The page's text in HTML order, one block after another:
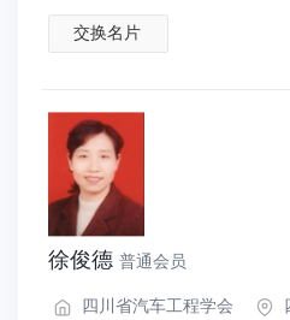
交换名片
徐俊德 普通会员
四川省汽车工程学会